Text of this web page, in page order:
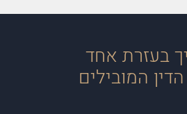
בעזרת אחד
המובילים